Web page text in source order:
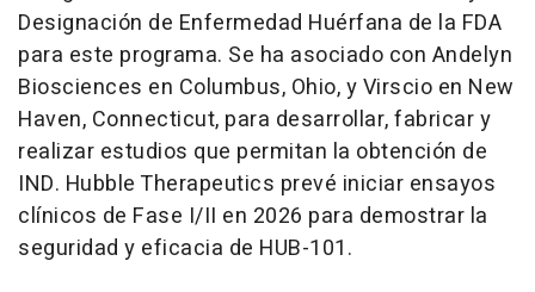
Designación de Enfermedad Huérfana de la FDA
para este programa. Se ha asociado con Andelyn
Biosciences en Columbus, Ohio, y Virscio en New
Haven, Connecticut, para desarrollar, fabricar y
realizar estudios que permitan la obtención de
IND. Hubble Therapeutics prevé iniciar ensayos
clínicos de Fase I/II en 2026 para demostrar la
seguridad y eficacia de HUB-101.